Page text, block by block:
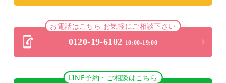
お電話はこちら お気軽にご相談下さい
0120-19-6102 10:00-19:00
LINE予約・ご相談はこちら